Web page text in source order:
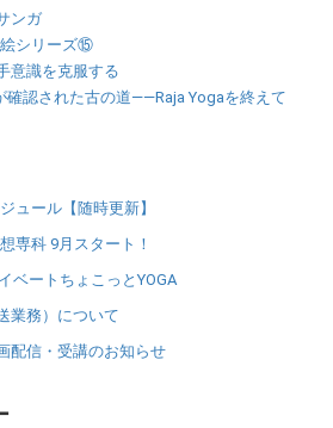
ンガ
絵シリーズ⑮
意識を克服する
認された古の道――Raja Yogaを終えて
ュール【随時更新】
専科 9月スタート！
ベートちょこっとYOGA
業務）について
配信・受講のお知らせ